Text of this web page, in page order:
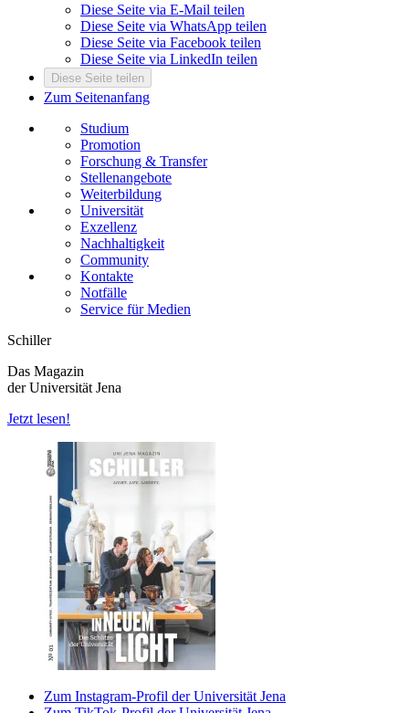
Diese Seite via E-Mail teilen
Diese Seite via WhatsApp teilen
Diese Seite via Facebook teilen
Diese Seite via LinkedIn teilen
Diese Seite teilen
Zum Seitenanfang
Studium
Promotion
Forschung & Transfer
Stellenangebote
Weiterbildung
Universität
Exzellenz
Nachhaltigkeit
Community
Kontakte
Notfälle
Service für Medien
Schiller
Das Magazin
der Universität Jena
Jetzt lesen!
Zum Instagram-Profil der Universität Jena